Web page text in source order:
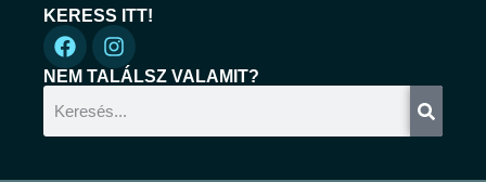
KERESS ITT!
NEM TALÁLSZ VALAMIT?